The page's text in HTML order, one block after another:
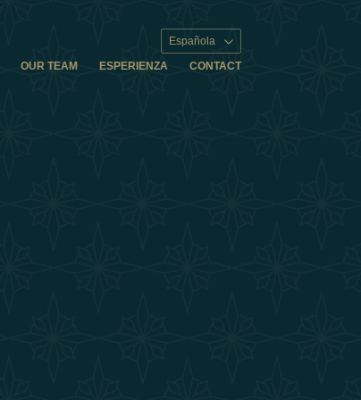
Española
OUR TEAM ESPERIENZA CONTACT